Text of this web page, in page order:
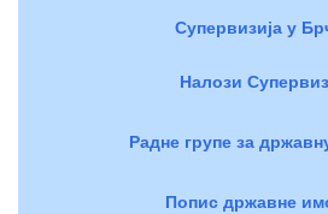
Супервизија у
Налози
Радне групе за
Попис државне